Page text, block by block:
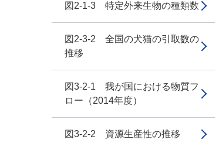
図2-1-3 特定外来生物の種類数
図2-3-2 全国の犬猫の引取数の
推移
図3-2-1 我が国における物質フ
ロー（2014年度）
図3-2-2 資源生産性の推移